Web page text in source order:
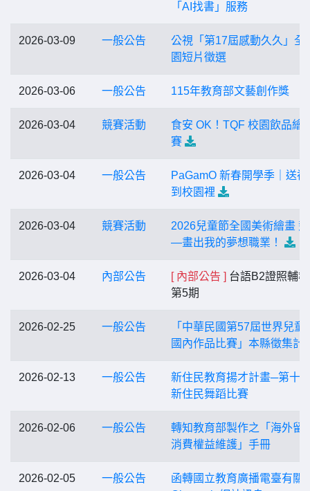
「AI找書」服務
2026-03-09 一般公告
公視「第17屆感動久久」全
園短片徵選
2026-03-06 一般公告 115年教育部文藝創作獎
2026-03-04 競賽活動
食安 OK！TQF 校園飲品繪
賽
2026-03-04 一般公告
PaGamO 新春開學季｜送
到校園裡
2026-03-04 競賽活動
2026兒童節全國美術繪畫
—畫出我的夢想職業！
2026-03-04 內部公告 [ 內部公告 ] 台語B2證照輔
第5期
2026-02-25 一般公告
「中華民國第57屆世界兒童
國內作品比賽」本縣徵集計
2026-02-13 一般公告
新住民教育揚才計畫─第十
新住民舞蹈比賽
2026-02-06 一般公告
轉知教育部製作之「海外留
消費權益維護」手冊
2026-02-05 一般公告
函轉國立教育廣播電臺有關